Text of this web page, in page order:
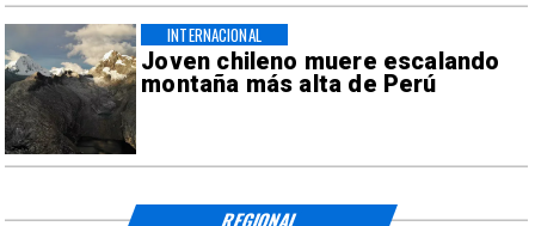
Joven chileno muere escalando
montaña más alta de Perú
INTERNACIONAL
REGIONAL